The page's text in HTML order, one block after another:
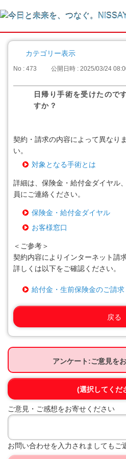
カテゴリー表示
No : 473 公開日時 : 2025/03/24
日帰り手術を受けたので
すか？
契約・請求の内容によって異なり
い。
対象となる手術とは
詳細は、保険金・給付金ダイヤル
員にご連絡ください。
保険金・給付金ダイヤル
お客様窓口
＜ご参考＞
契約内容によりインターネット請
詳しくは以下をご確認ください。
給付金・生前保険金のご請求
戻る
アンケート:ご意見を
(選択してくだ
ご意見・ご感想をお寄せください
お問い合わせを入力されましてもご